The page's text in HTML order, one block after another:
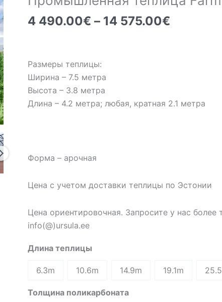
4 490.00€ – 14 575.00€
575.00€
Размеры теплицы:
Ширина – 7.5 метра
Высота – 3.8 метра
Длина – 4.2 метра; любая, кратная 2.1 метра
Форма – арочная
Цена с учетом доставки теплицы по Эстонии
Цена ориентировочная. Запросите у нас
info(@)ursula.ee
Длина теплицы
6.3m 10.6m 14.9m 19.1m
Толщина поликарбоната